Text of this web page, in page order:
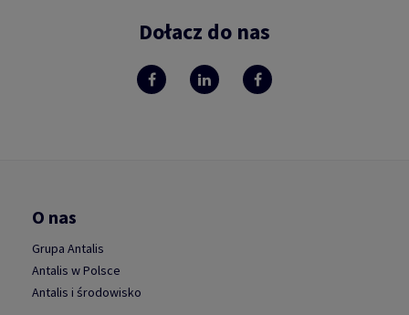
Dołacz do nas
O nas
Grupa Antalis
Antalis w Polsce
Antalis i środowisko